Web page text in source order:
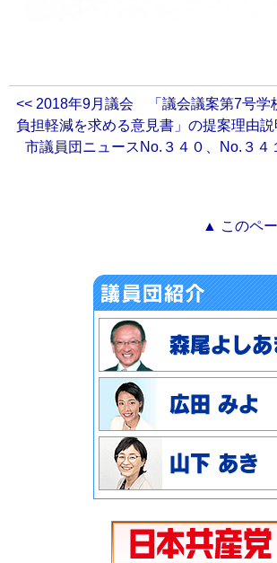
<< 2018年9月議会 「議会議案第7号学
負担軽減を求める意見書」の提案理由説
市議員団ニュースNo.３４０、No.３４
▲ このペ